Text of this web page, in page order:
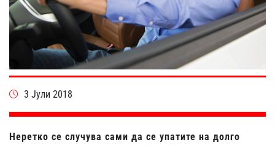
3 Јули 2018
Неретко се случува сами да се упатите на долго